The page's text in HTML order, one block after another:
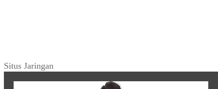
Situs Jaringan